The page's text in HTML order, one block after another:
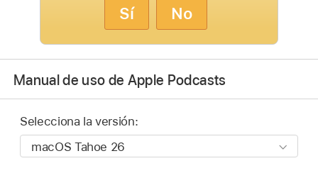
Sí No
Manual de uso de Apple Podcasts
Selecciona la versión: